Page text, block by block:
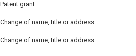
Patent grant
Change of name, title or address
Change of name, title or address